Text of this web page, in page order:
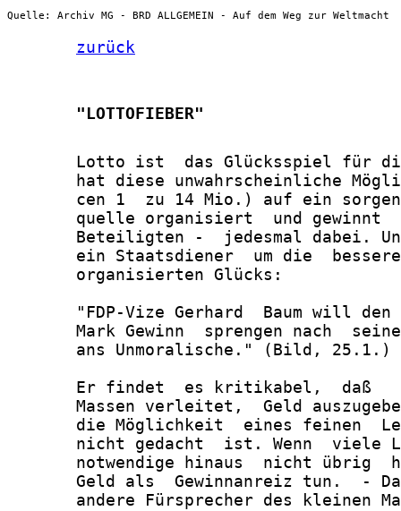
Quelle: Archiv MG - BRD ALLGEMEIN - Auf dem Weg zur Weltmacht
zurück
       "LOTTOFIEBER"
Lotto ist  das Glücksspiel für
hat diese unwahrscheinliche
cen 1  zu 14 Mio.) auf ein
quelle organisiert  und gewinnt
Beteiligten -  jedesmal dabei.
ein Staatsdiener  um die
       organisierten Glücks:
"FDP-Vize Gerhard  Baum will
Mark Gewinn  sprengen nach
       ans Unmoralische." (Bild, 25.1.)
Er findet  es kritikabel,  daß
Massen verleitet,  Geld
die Möglichkeit  eines feinen
nicht gedacht  ist. Wenn  viele
notwendige hinaus  nicht übrig
Geld als  Gewinnanreiz tun.  -
andere Fürsprecher des kleinen